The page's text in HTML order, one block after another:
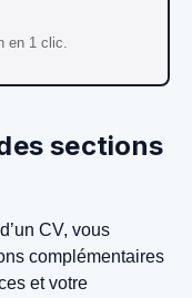
en 1 clic.
sections
CV, vous
complémentaires
et votre